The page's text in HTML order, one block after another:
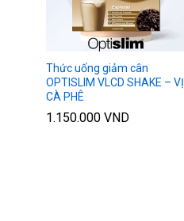
Thức uống giảm cân
OPTISLIM VLCD SHAKE – VỊ
CÀ PHÊ
1.150.000 VND
1.150.000 VND